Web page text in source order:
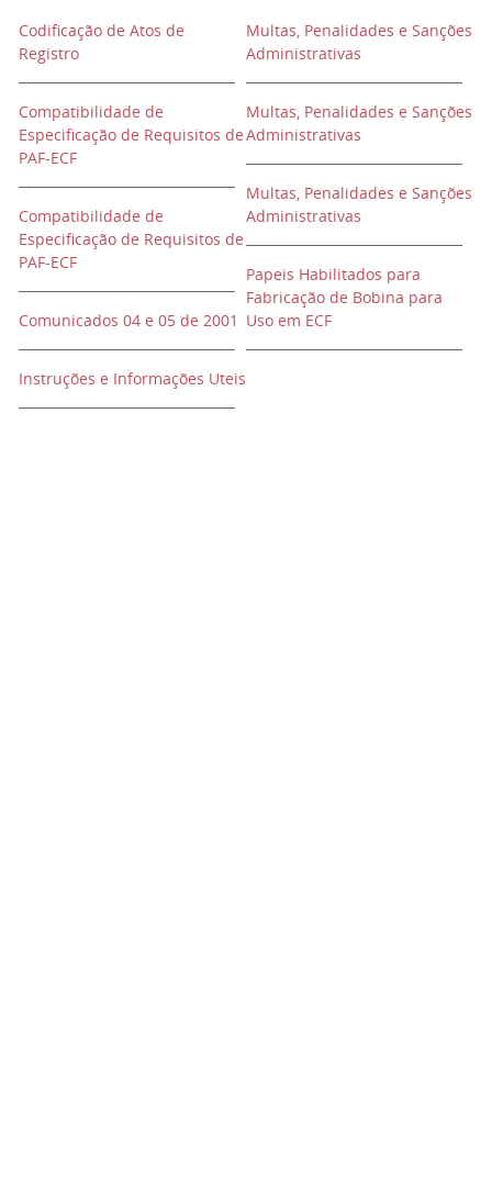
Codificação de Atos de
Registro
Compatibilidade de
Especificação de Requisitos de
PAF-ECF
Compatibilidade de
Especificação de Requisitos de
PAF-ECF
Comunicados 04 e 05 de 2001
Instruções e Informações Uteis
Multas, Penalidades e Sanções
Administrativas
Multas, Penalidades e Sanções
Administrativas
Multas, Penalidades e Sanções
Administrativas
Papeis Habilitados para
Fabricação de Bobina para
Uso em ECF